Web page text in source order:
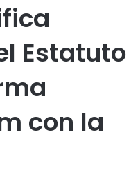
Estatuto
con la